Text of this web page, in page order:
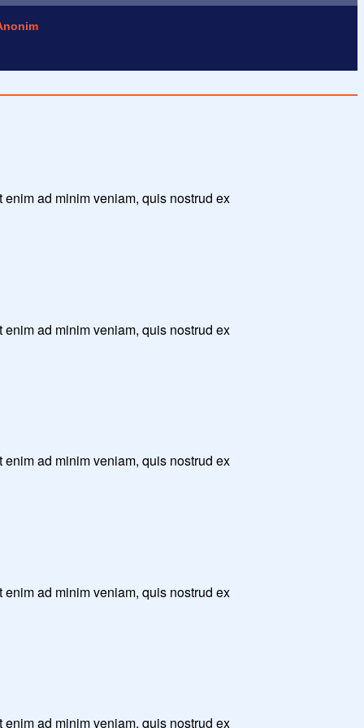
ad minim veniam, quis nostrud ex
ad minim veniam, quis nostrud ex
ad minim veniam, quis nostrud ex
ad minim veniam, quis nostrud ex
ad minim veniam, quis nostrud ex